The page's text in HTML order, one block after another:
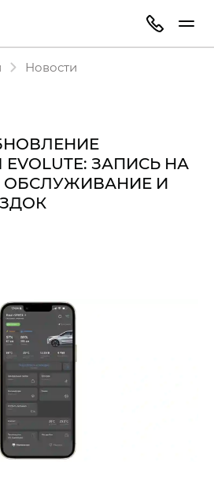
Новости
ЗАПИСЬ НА
ОБСЛУЖИВАНИЕ И